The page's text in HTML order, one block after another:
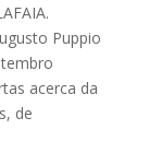
Puppio
acerca da
de